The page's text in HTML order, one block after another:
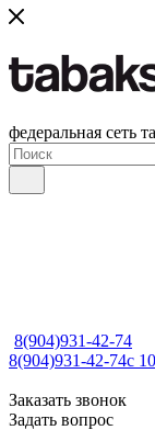
федеральная сеть
8(904)931-42-74
8(904)931-42-74с
Заказать звонок
Задать вопрос